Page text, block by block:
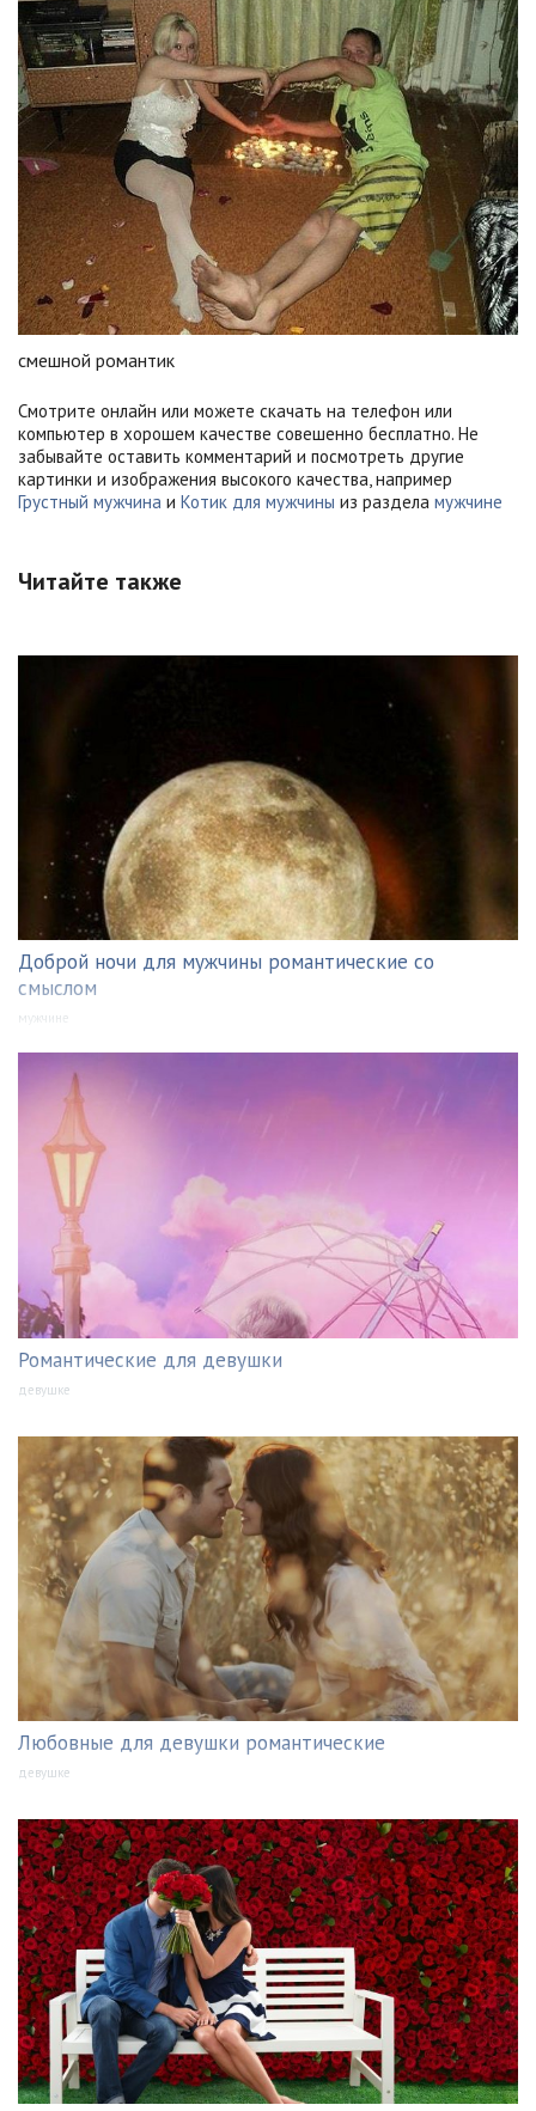
смешной романтик
Смотрите онлайн или можете скачать на телефон или
компьютер в хорошем качестве совешенно бесплатно. Не
забывайте оставить комментарий и посмотреть другие
картинки и изображения высокого качества, например
Грустный мужчина и Котик для мужчины из раздела мужчине
Читайте также
Доброй ночи для мужчины романтические со
смыслом
мужчине
Романтические для девушки
девушке
Любовные для девушки романтические
девушке